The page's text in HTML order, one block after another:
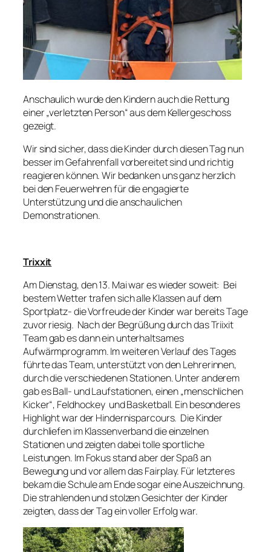
Anschaulich wurde den Kindern auch die Rettung
einer „verletzten Person“ aus dem Kellergeschoss
gezeigt.
Wir sind sicher, dass die Kinder durch diesen Tag nun
besser im Gefahrenfall vorbereitet sind und richtig
reagieren können. Wir bedanken uns ganz herzlich
bei den Feuerwehren für die engagierte
Unterstützung und die anschaulichen
Demonstrationen.
Trixxit
Am Dienstag, den 13. Mai war es wieder soweit: Bei
bestem Wetter trafen sich alle Klassen auf dem
Sportplatz- die Vorfreude der Kinder war bereits Tage
zuvor riesig. Nach der Begrüßung durch das Triixit
Team gab es dann ein unterhaltsames
Aufwärmprogramm. Im weiteren Verlauf des Tages
führte das Team, unterstützt von den Lehrerinnen,
durch die verschiedenen Stationen. Unter anderem
gab es Ball- und Laufstationen, einen „menschlichen
Kicker“, Feldhockey und Basketball. Ein besonderes
Highlight war der Hindernisparcours. Die Kinder
durchliefen im Klassenverband die einzelnen
Stationen und zeigten dabei tolle sportliche
Leistungen. Im Fokus stand aber der Spaß an
Bewegung und vor allem das Fairplay. Für letzteres
bekam die Schule am Ende sogar eine Auszeichnung.
Die strahlenden und stolzen Gesichter der Kinder
zeigten, dass der Tag ein voller Erfolg war.